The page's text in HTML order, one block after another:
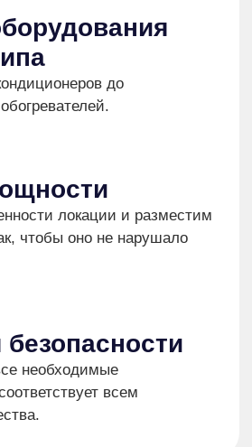
по телефону
оставляете
о
под ваше
особенностей
03
3Д-